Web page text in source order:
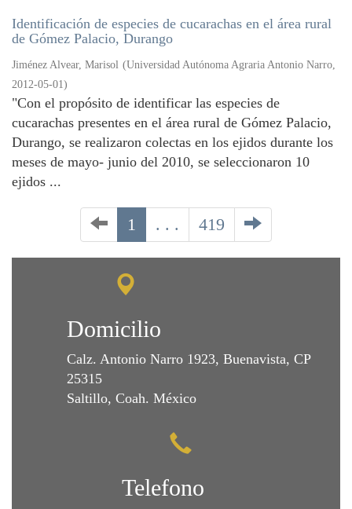
Identificación de especies de cucarachas en el área rural
de Gómez Palacio, Durango
Jiménez Alvear, Marisol (Universidad Autónoma Agraria Antonio Narro,
2012-05-01)
"Con el propósito de identificar las especies de
cucarachas presentes en el área rural de Gómez Palacio,
Durango, se realizaron colectas en los ejidos durante los
meses de mayo- junio del 2010, se seleccionaron 10
ejidos ...
1 . . . 419
Domicilio
Calz. Antonio Narro 1923, Buenavista, CP
25315
Saltillo, Coah. México
Telefono